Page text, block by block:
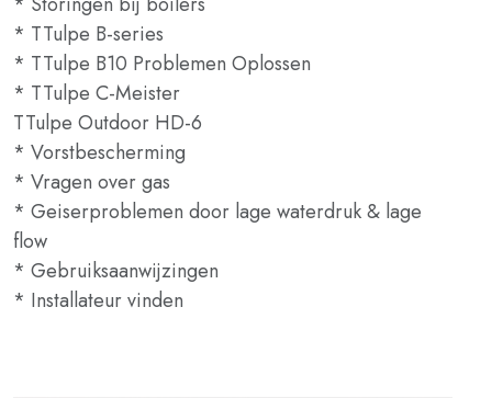
* TTulpe B-series
* TTulpe B10 Problemen Oplossen
* TTulpe C-Meister
TTulpe Outdoor HD-6
* Vorstbescherming
* Vragen over gas
* Geiserproblemen door lage waterdruk & lage
flow
* Gebruiksaanwijzingen
* Installateur vinden